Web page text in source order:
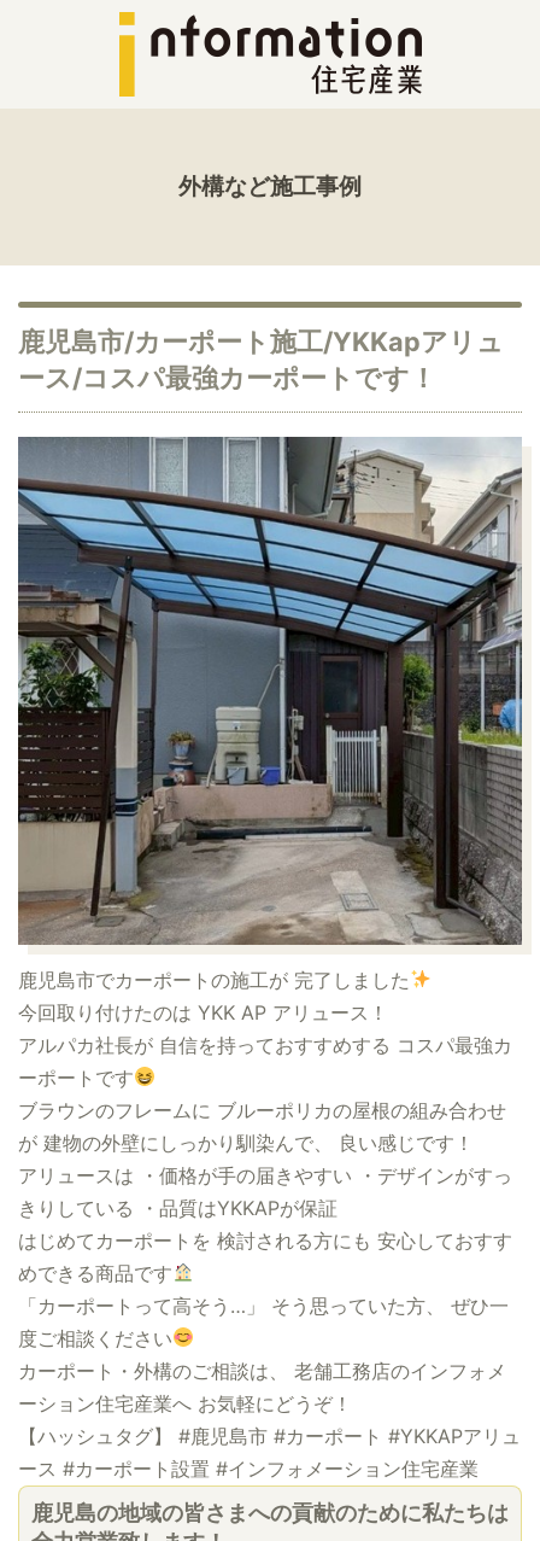
外構など施工事例
鹿児島市/カーポート施工/YKKapアリュ
ース/コスパ最強カーポートです！
鹿児島市でカーポートの施工が 完了しました
今回取り付けたのは YKK AP アリュース！
アルパカ社長が 自信を持っておすすめする コスパ最強カ
ーポートです
ブラウンのフレームに ブルーポリカの屋根の組み合わせ
が 建物の外壁にしっかり馴染んで、 良い感じです！
アリュースは ・価格が手の届きやすい ・デザインがすっ
きりしている ・品質はYKKAPが保証
はじめてカーポートを 検討される方にも 安心しておすす
めできる商品です
「カーポートって高そう…」 そう思っていた方、 ぜひ一
度ご相談ください
カーポート・外構のご相談は、 老舗工務店のインフォメ
ーション住宅産業へ お気軽にどうぞ！
【ハッシュタグ】 #鹿児島市 #カーポート #YKKAPアリュ
ース #カーポート設置 #インフォメーション住宅産業
鹿児島の地域の皆さまへの貢献のために私たちは